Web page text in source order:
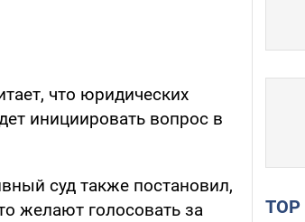
что юридических
инициировать вопрос в
суд также постановил,
желают голосовать за